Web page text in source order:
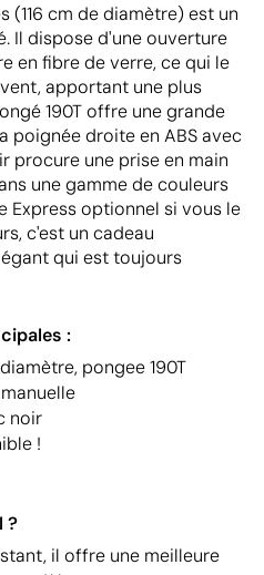
(116 cm de diamètre) est un
Il dispose d'une ouverture
en fibre de verre, ce qui le
apportant une plus
190T offre une grande
poignée droite en ABS avec
procure une prise en main
une gamme de couleurs
Express optionnel si vous le
c'est un cadeau
qui est toujours
:
pongee 190T
noir
!
?
il offre une meilleure